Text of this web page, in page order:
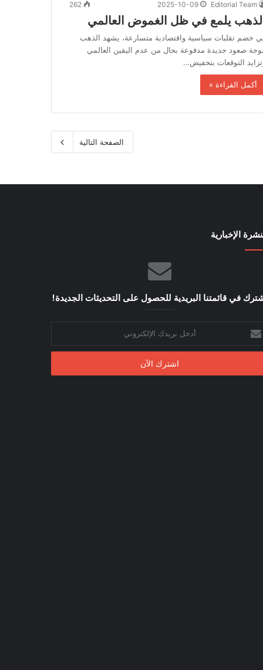
Editorial Team
2025-10-09
262
يلمع في ظل الغموض العالمي
خضم تقلبات سياسية واقتصادية متسارعة، يشهد الذهب
صعود جديدة مدفوعة بحال من عدم اليقين العالمي
التوقعات بتخفيض…
أكمل القراءة »
الصفحة التالية
الإخبارية
في قائمتنا البريدية للحصول على التحديثات الجديدة!